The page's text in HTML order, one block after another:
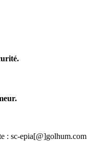
: sc-epia[@]golhum.com